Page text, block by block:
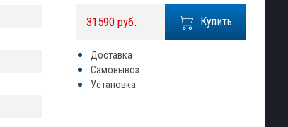
Купить
31590 руб.
Доставка
Самовывоз
Установка